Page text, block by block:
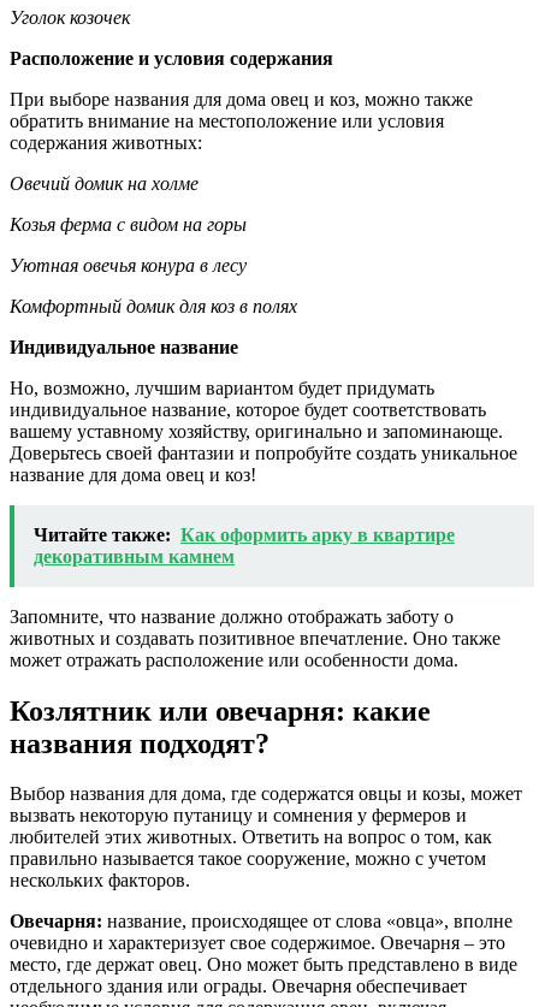
Уголок козочек
Расположение и условия содержания
При выборе названия для дома овец и коз, можно также
обратить внимание на местоположение или условия
содержания животных:
Овечий домик на холме
Козья ферма с видом на горы
Уютная овечья конура в лесу
Комфортный домик для коз в полях
Индивидуальное название
Но, возможно, лучшим вариантом будет придумать
индивидуальное название, которое будет соответствовать
вашему уставному хозяйству, оригинально и запоминающе.
Доверьтесь своей фантазии и попробуйте создать уникальное
название для дома овец и коз!
Читайте также: Как оформить арку в квартире
декоративным камнем
Запомните, что название должно отображать заботу о
животных и создавать позитивное впечатление. Оно также
может отражать расположение или особенности дома.
Козлятник или овечарня: какие
названия подходят?
Выбор названия для дома, где содержатся овцы и козы, может
вызвать некоторую путаницу и сомнения у фермеров и
любителей этих животных. Ответить на вопрос о том, как
правильно называется такое сооружение, можно с учетом
нескольких факторов.
Овечарня: название, происходящее от слова «овца», вполне
очевидно и характеризует свое содержимое. Овечарня – это
место, где держат овец. Оно может быть представлено в виде
отдельного здания или ограды. Овечарня обеспечивает